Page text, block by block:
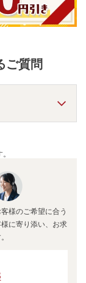
ご質問
様のご希望に合う
に寄り添い、お求